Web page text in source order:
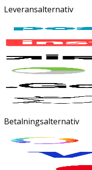
Leveransalternativ
Betalningsalternativ